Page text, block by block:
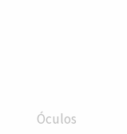
Óculos